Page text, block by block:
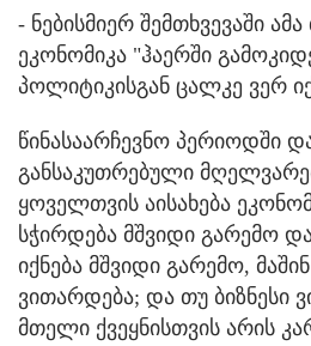
- ნებისმიერ შემთხვევაში ამა
ეკონომიკა "ჰაერში
პოლიტიკისგან ცალკე ვერ
წინასაარჩევნო პერიოდში
განსაკუთრებული
ყოველთვის აისახება
სჭირდება მშვიდი გარემო
იქნება მშვიდი გარემო,
ვითარდება; და თუ ბიზნესი
მთელი ქვეყნისთვის არის